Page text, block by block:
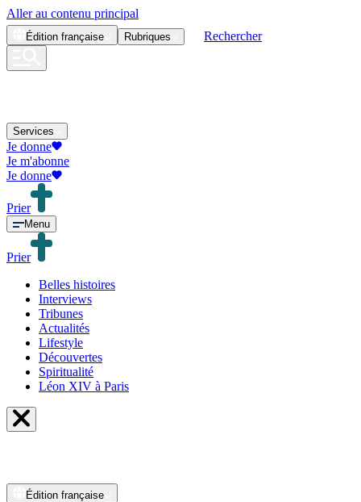
Aller au contenu principal
Édition française Rubriques Rechercher
Services
Je donne
Je m'abonne
Je donne
Prier
Menu
Prier
Belles histoires
Interviews
Tribunes
Actualités
Lifestyle
Découvertes
Spiritualité
Léon XIV à Paris
Édition française